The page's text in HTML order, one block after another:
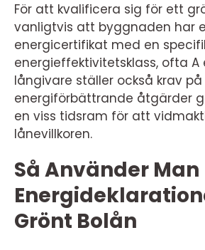
För att kvalificera sig för ett
vanligtvis att byggnaden har
energicertifikat med en
energieffektivitetsklass, ofta A
långivare ställer också krav
energiförbättrande åtgärder
en viss tidsram för att
lånevillkoren.
Så Använder Man
Grönt Bolån